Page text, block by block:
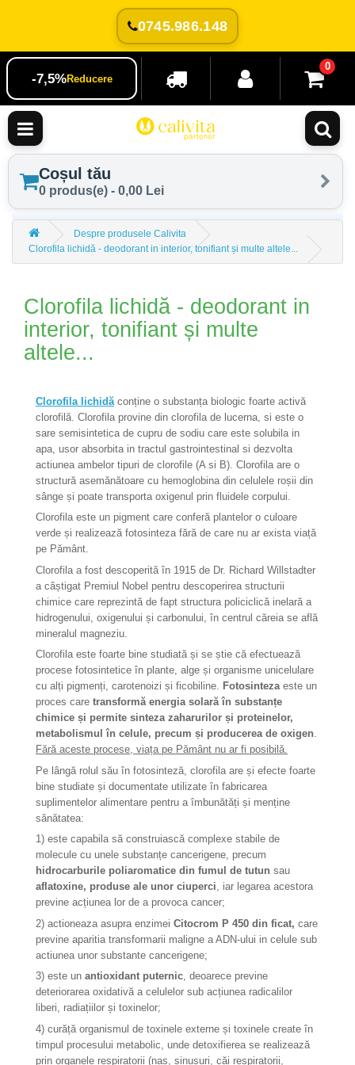
0745.986.148
-7,5%Reducere
0
Coșul tău
0 produs(e) - 0,00 Lei
Despre produsele Calivita
Clorofila lichidă - deodorant in interior, tonifiant și multe altele...
Clorofila lichidă - deodorant in
interior, tonifiant și multe
altele...
Clorofila lichidă conține o substanța biologic foarte activă
clorofilă. Clorofila provine din clorofila de lucerna, si este o
sare semisintetica de cupru de sodiu care este solubila in
apa, usor absorbita in tractul gastrointestinal si dezvolta
actiunea ambelor tipuri de clorofile (A si B). Clorofila are o
structură asemănătoare cu hemoglobina din celulele roșii din
sânge și poate transporta oxigenul prin fluidele corpului.
Clorofila este un pigment care conferă plantelor o culoare
verde și realizează fotosinteza fără de care nu ar exista viață
pe Pământ.
Clorofila a fost descoperită în 1915 de Dr. Richard Willstadter
a câștigat Premiul Nobel pentru descoperirea structurii
chimice care reprezintă de fapt structura policiclică inelară a
hidrogenului, oxigenului și carbonului, în centrul căreia se află
mineralul magneziu.
Clorofila este foarte bine studiată și se știe că efectuează
procese fotosintetice în plante, alge și organisme unicelulare
cu alți pigmenți, carotenoizi și ficobiline. Fotosintezaeste un
proces care transformă energia solară în substanțe
chimice și permite sinteza zaharurilor și proteinelor,
metabolismul în celule, precum și producerea de oxigen.
Fără aceste procese, viața pe Pământ nu ar fi posibilă.
Pe lângă rolul său în fotosinteză, clorofila are și efecte foarte
bine studiate și documentate utilizate în fabricarea
suplimentelor alimentare pentru a îmbunătăți și menține
sănătatea:
1) este capabila să construiască complexe stabile de
molecule cu unele substanțe cancerigene, precum
hidrocarburile poliaromatice din fumul de tutun sau
aflatoxine, produse ale unor ciuperci, iar legarea acestora
previne acțiunea lor de a provoca cancer;
2) actioneaza asupra enzimei Citocrom P 450 din ficat, care
previne aparitia transformarii maligne a ADN-ului in celule sub
actiunea unor substante cancerigene;
3) este un antioxidant puternic, deoarece previne
deteriorarea oxidativă a celulelor sub acțiunea radicalilor
liberi, radiațiilor și toxinelor;
4) curăță organismul de toxinele externe și toxinele create în
timpul procesului metabolic, unde detoxifierea se realizează
prin organele respiratorii (nas, sinusuri, căi respiratorii,